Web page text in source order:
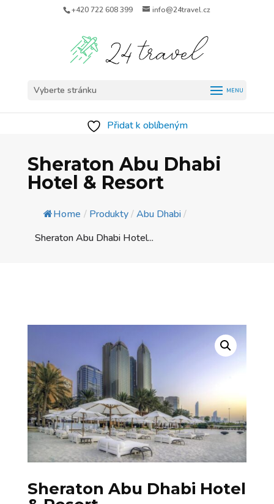
+420 722 608 399 info@24travel.cz
Vyberte stránku
Přidat k oblíbeným
Sheraton Abu Dhabi
Hotel & Resort
Home / Produkty/Abu Dhabi/
Sheraton Abu Dhabi Hotel...
Sheraton Abu Dhabi Hotel